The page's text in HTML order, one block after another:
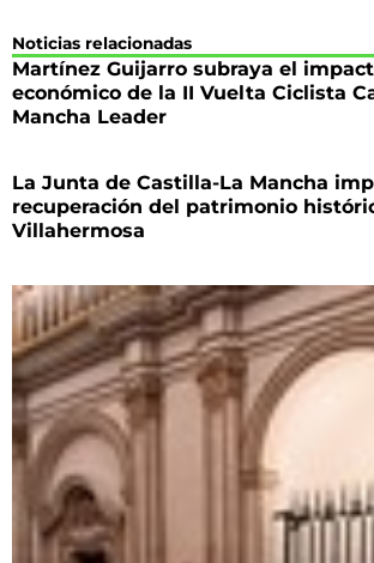
Noticias relacionadas
Martínez Guijarro subraya el
económico de la II Vuelta Ciclista
Mancha Leader
La Junta de Castilla-La Mancha
recuperación del patrimonio
Villahermosa